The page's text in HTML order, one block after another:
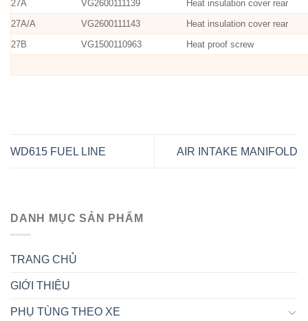
DANH MỤC SẢN PHẨM
TRANG CHỦ
GIỚI THIỆU
PHỤ TÙNG THEO XE
27A
VG2600111139
Heat insulation cover rear
27A/A
VG2600111143
Heat insulation cover rear
27B
VG1500110963 Heat proof screw
WD615 FUEL LINE AIR INTAKE MANIFOLD